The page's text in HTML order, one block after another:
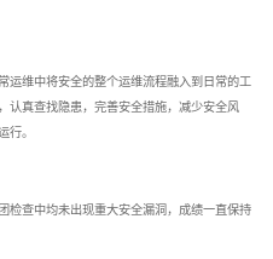
运维中将安全的整个运维流程融入到日常的工
认真查找隐患，完善安全措施，减少安全风
行。
检查中均未出现重大安全漏洞，成绩一直保持